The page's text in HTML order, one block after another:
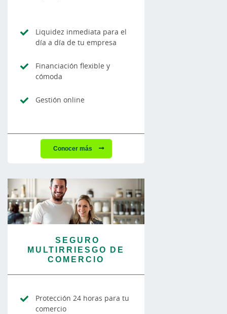
Liquidez inmediata para el
día a día de tu empresa
Financiación flexible y
cómoda
Gestión online
Conocer más
SEGURO
MULTIRRIESGO DE
COMERCIO
Protección 24 horas para tu
comercio